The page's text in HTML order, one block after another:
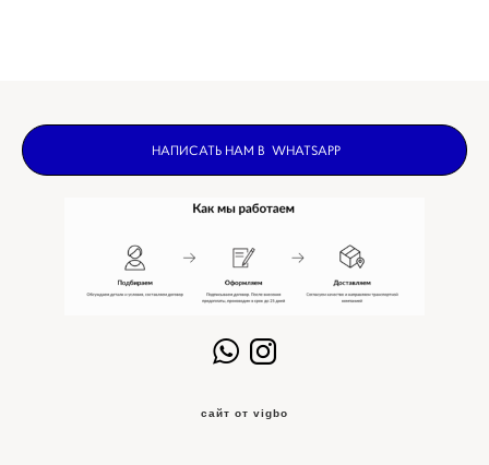
НАПИСАТЬ НАМ В WHATSAPP
сайт от vigbo